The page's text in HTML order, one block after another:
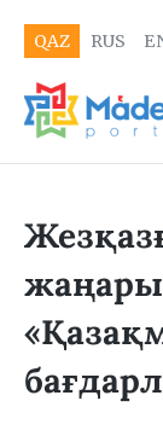
QAZ RUS